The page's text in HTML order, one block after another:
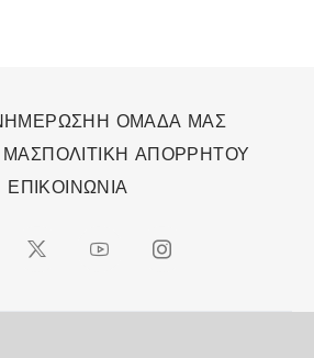
Η ΟΜΑΔΑ ΜΑΣ
ΜΑΣΠΟΛΙΤΙΚΗ ΑΠΟΡΡΗΤΟΥ
ΕΠΙΚΟΙΝΩΝΙΑ